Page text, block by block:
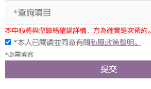
*查詢項目
本中心將與您聯絡確認詳情，方為確實是次預約。
*本人已閱讀並同意有關私隱政策聲明。
*必需填寫
提交